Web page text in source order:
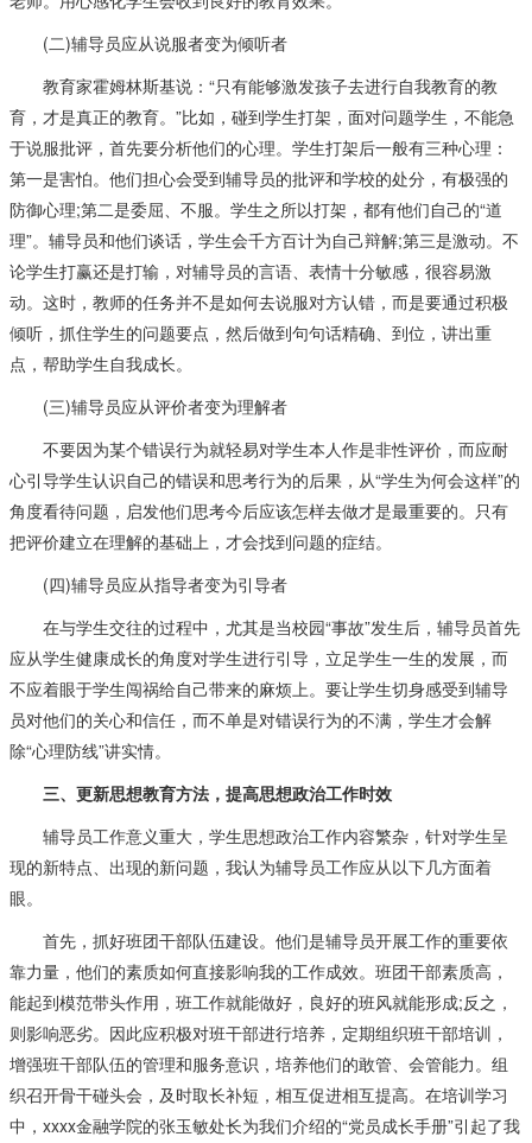
(二)辅导员应从说服者变为倾听者
教育家霍姆林斯基说：“只有能够激发孩子去进行自我教育的教
育，才是真正的教育。”比如，碰到学生打架，面对问题学生，不能急
于说服批评，首先要分析他们的心理。学生打架后一般有三种心理：
第一是害怕。他们担心会受到辅导员的批评和学校的处分，有极强的
防御心理;第二是委屈、不服。学生之所以打架，都有他们自己的“道
理”。辅导员和他们谈话，学生会千方百计为自己辩解;第三是激动。不
论学生打赢还是打输，对辅导员的言语、表情十分敏感，很容易激
动。这时，教师的任务并不是如何去说服对方认错，而是要通过积极
倾听，抓住学生的问题要点，然后做到句句话精确、到位，讲出重
点，帮助学生自我成长。
(三)辅导员应从评价者变为理解者
不要因为某个错误行为就轻易对学生本人作是非性评价，而应耐
心引导学生认识自己的错误和思考行为的后果，从“学生为何会这样”的
角度看待问题，启发他们思考今后应该怎样去做才是最重要的。只有
把评价建立在理解的基础上，才会找到问题的症结。
(四)辅导员应从指导者变为引导者
在与学生交往的过程中，尤其是当校园“事故”发生后，辅导员首先
应从学生健康成长的角度对学生进行引导，立足学生一生的发展，而
不应着眼于学生闯祸给自己带来的麻烦上。要让学生切身感受到辅导
员对他们的关心和信任，而不单是对错误行为的不满，学生才会解
除“心理防线”讲实情。
三、更新思想教育方法，提高思想政治工作时效
辅导员工作意义重大，学生思想政治工作内容繁杂，针对学生呈
现的新特点、出现的新问题，我认为辅导员工作应从以下几方面着
眼。
首先，抓好班团干部队伍建设。他们是辅导员开展工作的重要依
靠力量，他们的素质如何直接影响我的工作成效。班团干部素质高，
能起到模范带头作用，班工作就能做好，良好的班风就能形成;反之，
则影响恶劣。因此应积极对班干部进行培养，定期组织班干部培训，
增强班干部队伍的管理和服务意识，培养他们的敢管、会管能力。组
织召开骨干碰头会，及时取长补短，相互促进相互提高。在培训学习
中，xxxx金融学院的张玉敏处长为我们介绍的“党员成长手册”引起了我